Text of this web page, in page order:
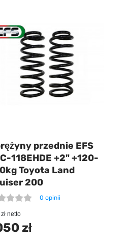
przednie EFS
118EHDE +2" +120-
Toyota Land
200
0 opinii
netto
zł